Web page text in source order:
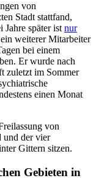
von
Stadt stattfand,
Jahre später ist nur
weiterer Mitarbeiter
bei einem
Er wurde nach
zuletzt im Sommer
einen Monat
von
und der vier
Gittern sitzen.
Gebieten in